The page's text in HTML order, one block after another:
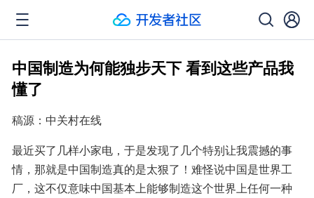
中国制造为何能独步天下 看到这些产品我
懂了
稿源：中关村在线
最近买了几样小家电，于是发现了几个特别让我震撼的事
情，那就是中国制造真的是太狠了！难怪说中国是世界工
厂，这不仅意味中国基本上能够制造这个世界上任何一种